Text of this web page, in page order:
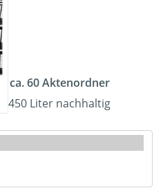
ca. 60 Aktenordner
450 Liter nachhaltig